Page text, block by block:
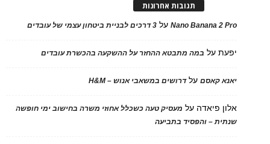
תגובות אחרונות
Nano Banana 2 Proעל 3 דרכים לבניית ביטחון עצמי של עובדים
יפעתעל במה מתבטא ההחזר על ההשקעה בהכשרת עובדים
יאנא קאסםעלדרושים במשאבי אנוש – H&M
אלון פיאדה על מעסיק טעה כשכלל אחוזי משרה בחישוב ימי חופשה
שנתית – והפסיד בתביעה